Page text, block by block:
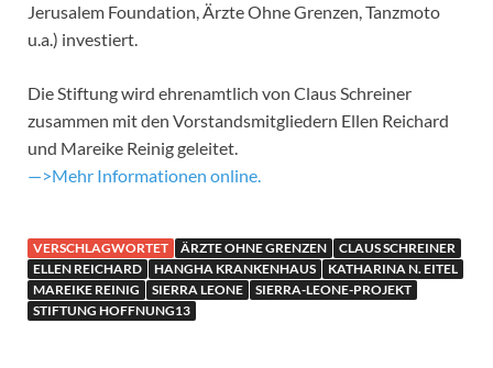
Jerusalem Foundation, Ärzte Ohne Grenzen, Tanzmoto
u.a.) investiert.
Die Stiftung wird ehrenamtlich von Claus Schreiner
zusammen mit den Vorstandsmitgliedern Ellen Reichard
und Mareike Reinig geleitet.
—>Mehr Informationen online.
VERSCHLAGWORTET ÄRZTE OHNE GRENZEN
CLAUS SCHREINER
ELLEN REICHARD
HANGHA KRANKENHAUS
KATHARINA N. EITEL
MAREIKE REINIG
SIERRA LEONE
SIERRA-LEONE-PROJEKT
STIFTUNG HOFFNUNG13